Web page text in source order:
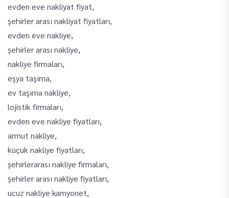
evden eve nakliyat fiyat,
şehirler arası nakliyat fiyatları,
evden eve nakliye,
şehirler arası nakliye,
nakliye firmaları,
eşya taşıma,
ev taşıma nakliye,
lojistik firmaları,
evden eve nakliye fiyatları,
armut nakliye,
küçük nakliye fiyatları,
şehirlerarası nakliye firmaları,
şehirler arası nakliye fiyatları,
ucuz nakliye kamyonet,